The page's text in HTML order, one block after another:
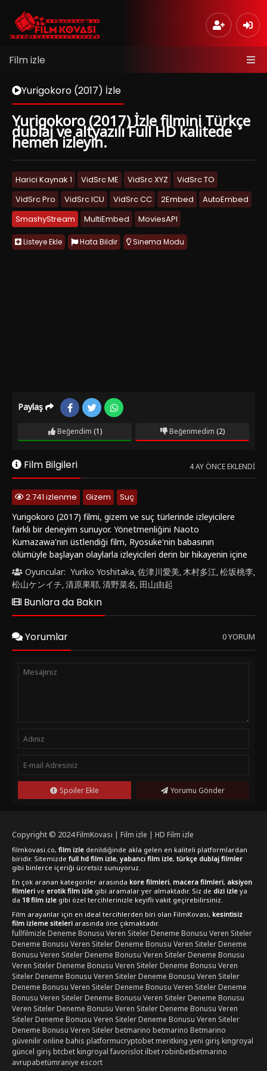
Film izle
Yurigokoro (2017) İzle
Yurigokoro (2017) İzle filmini Türkçe
dublaj ve altyazılı Full HD kalitede
hemen izleyin.
Harici Kaynak 1 VidSrc ME VidSrc XYZ
VidSrc TO
VidSrc Pro
VidSrc ICU VidSrc CC 2Embed
AutoEmbed
SmashyStream
MultiEmbed MoviesAPI
Listeye Ekle Hata Bildir Sinema Modu
Paylaş
Beğendim (1) Beğenmedim (2)
Film Bilgileri 4 AY ÖNCE EKLENDI
2.741 izlenme Gizem
Suç
Yurigokoro (2017) filmi, gizem ve suç türlerinde izleyicilere
farklı bir deneyim sunuyor. Yönetmenliğini Naoto
Kumazawa'nın üstlendiği film, Ryosuke'nin babasının
ölümüyle başlayan olaylarla izleyicileri derin bir hikayenin içine
çekiyor. Ryosuke, babasının ölümünden sonra onun çalışma
odasında bir günlük bulur. Bu günlük, ona katilin notlarıyla
dolu şaşırtıcı bir gerçeği açığa çıkarır.Yurikokoro, başrollerde
Yuriko Yoshitaka, Matsuzaka Tori ve Matsuyama Kenichi gibi
başarılı oyuncuları bulunduruyor. Film, izleyicileri etkileyici
performansları ve sürükleyici hikayesiyle kendine çekmeyi
başarıyor. Özellikle gizem ve suç tutkunlarının ilgisini
yaşatmayı vaat ediyor.Yurigokoro'nun öne çıkan özellikleri
arasında sürükleyici senaryosu, etkileyici oyunculuk
için önerim, FilmKovası sitesini ziyaret etmeleri olacaktır.
Yurigokoro (2017) filmi, Türkçe dublaj veya Türkçe altyazı
seçenekleriyle bu platformda izlenebilir. HD kalitesinde,
kesintisiz ve full izleme imkanı sunan FilmKovası, izleyicilere
keyifli bir film deneyimi yaşatmayı hedefliyor. Yurigokoro'nun
+18 film izle, erotik film izle gibi kategorilere de hitap eden
yerini almıştır.
Oyuncular: Yuriko Yoshitaka,佐津川愛美,木村多江,松坂桃李,
松山ケンイチ,清原果耶,清野菜名, 田山由起
Bunlara da Bakın
Yorumlar 0 YORUM
Spoiler Ekle Yorumu Gönder
Copyright © 2024FilmKovası | Film izle | HD Film izle
filmkovasi.co, film izle denildiğinde akla gelen en kaliteli platformlardan
biridir. Sitemizde full hd film izle, yabancı film izle, türkçe dublaj filmler
gibi binlerce içeriği ücretsiz sunuyoruz.
En çok aranan kategoriler arasında kore filmleri, macera filmleri, aksiyon
filmleri ve erotik film izle gibi aramalar yer almaktadır. Siz de dizi izle ya
da 18 film izle gibi özel tercihlerinizle keyifli vakit geçirebilirsiniz.
Film arayanlar için en ideal tercihlerden biri olan FilmKovası, kesintisiz
film izleme siteleri arasında öne çıkmaktadır.
fullfilmizle Deneme Bonusu Veren SitelerDeneme Bonusu Veren Siteler
Deneme Bonusu Veren SitelerDeneme Bonusu Veren SitelerDeneme
Bonusu Veren SitelerDeneme Bonusu Veren SitelerDeneme Bonusu
Veren SitelerDeneme Bonusu Veren SitelerDeneme Bonusu Veren
SitelerDeneme Bonusu Veren SitelerDeneme Bonusu Veren Siteler
Deneme Bonusu Veren SitelerDeneme Bonusu Veren SitelerDeneme
Bonusu Veren SitelerDeneme Bonusu Veren SitelerDeneme Bonusu
Veren SitelerDeneme Bonusu Veren SitelerDeneme Bonusu Veren
SitelerDeneme Bonusu Veren SitelerDeneme Bonusu Veren Siteler
Deneme Bonusu Veren Sitelerbetmarino betmarino Betmarino
güvenilir online bahis platformucryptobetmeritking yeni girişkingroyal
güncel girişbtcbetkingroyal favorislotilbetrobinbetbetmarino
avrupabetümraniye escort